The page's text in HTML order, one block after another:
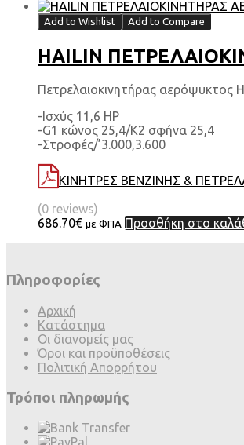
Add to Wishlist Add to Compare
HAILIN
Πετρελαιοκινητήρας αερόψυκτος
-Ισχύς 11,6 HP
-G1 κώνος 25,4/Κ2 σφήνα 25,4
-Στροφές/’3.000,3.600
ΚΙΝΗΤΡΕΣ ΒΕΝΖΙΝΗΣ &
(0 reviews)
686.70€ με ΦΠΑ Προσθήκη στο
Πληροφορίες
Αρχική
Κατάστημα
Οι διανομείς μας
Όροι και προϋποθέσεις
Πολιτική Απορρήτου
Τρόποι πληρωμής